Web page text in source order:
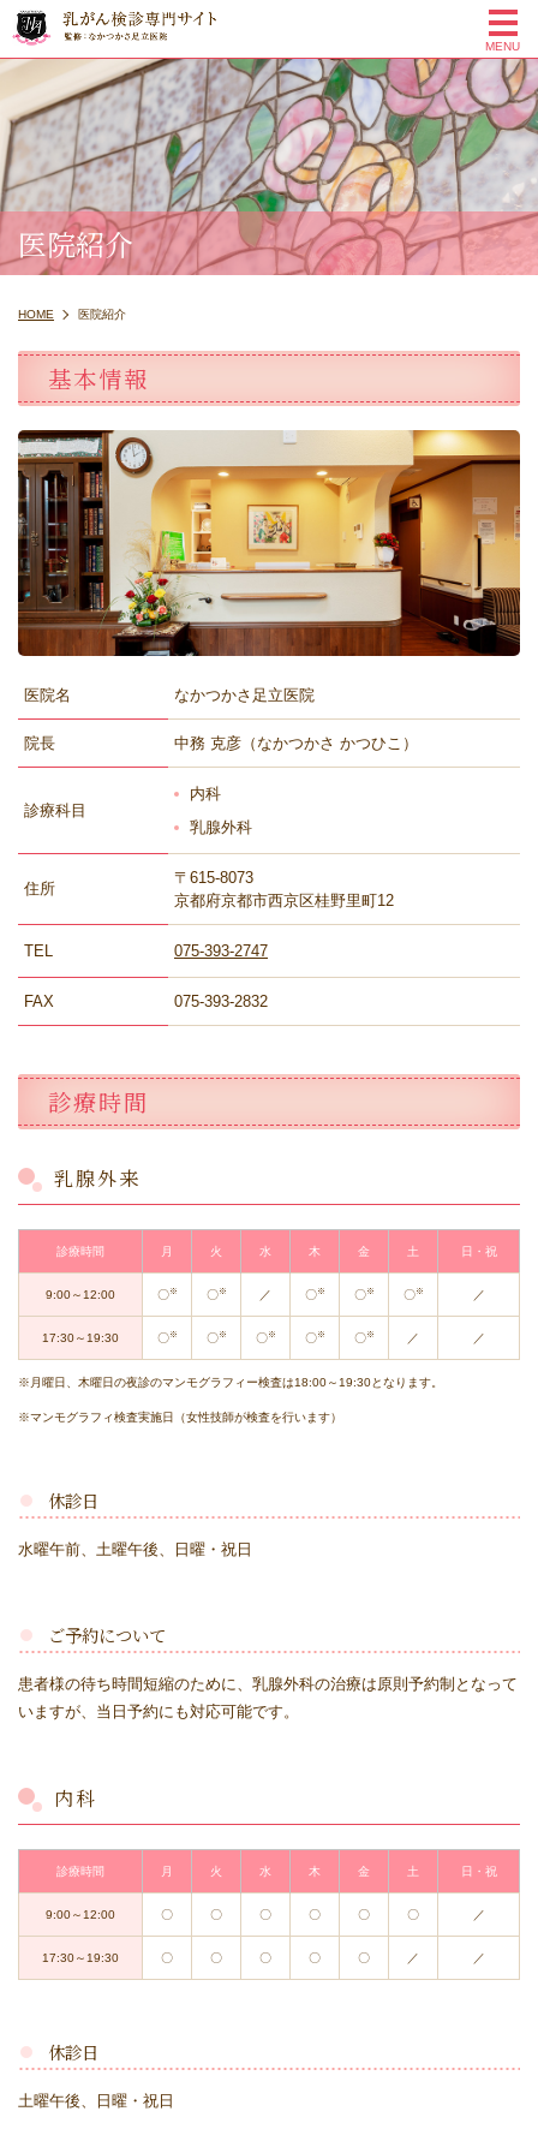
MENU
医院紹介
HOME 医院紹介
基本情報
医院名 なかつかさ足立医院
院長 中務 克彦（なかつかさ かつひこ）
診療科目
内科
乳腺外科
住所
〒615-8073
京都府京都市西京区桂野里町12
TEL 075-393-2747
FAX 075-393-2832
診療時間
乳腺外来
診療時間 月 火 水 木 金 土 日・祝
9:00～12:00 〇 ※ 〇 ※ ／ 〇 ※ 〇 ※ 〇 ※ ／
17:30～19:30 〇 ※ 〇 ※ 〇 ※ 〇 ※ 〇 ※ ／ ／
※月曜日、木曜日の夜診のマンモグラフィー検査は18:00～19:30となります。
※マンモグラフィ検査実施日（女性技師が検査を行います）
休診日
水曜午前、土曜午後、日曜・祝日
ご予約について
患者様の待ち時間短縮のために、乳腺外科の治療は原則予約制となって
いますが、当日予約にも対応可能です。
内科
診療時間 月 火 水 木 金 土 日・祝
9:00～12:00 〇 〇 〇 〇 〇 〇 ／
17:30～19:30 〇 〇 〇 〇 〇 ／ ／
休診日
土曜午後、日曜・祝日